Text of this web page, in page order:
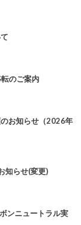
のご案内
お知らせ（2026年
知らせ(変更)
ンニュートラル実